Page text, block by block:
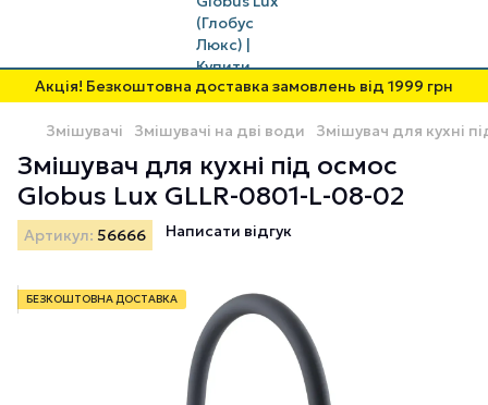
Акція! Безкоштовна доставка замовлень від 1999 грн
Змішувачі Змішувачі на дві води Змішувач для кухні
Змішувач для кухні під осмос
Globus Lux GLLR-0801-L-08-02
Артикул: 56666 Написати відгук
БЕЗКОШТОВНА ДОСТАВКА